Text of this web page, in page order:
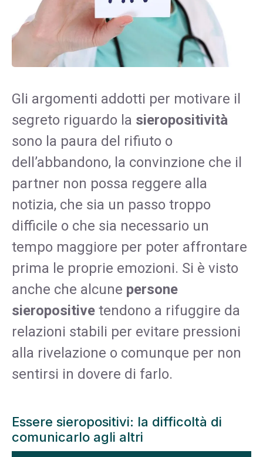
Gli argomenti addotti per motivare il
segreto riguardo la sieropositività
sono la paura del rifiuto o
dell’abbandono, la convinzione che il
partner non possa reggere alla
notizia, che sia un passo troppo
difficile o che sia necessario un
tempo maggiore per poter affrontare
prima le proprie emozioni. Si è visto
anche che alcune persone
sieropositive tendono a rifuggire da
relazioni stabili per evitare pressioni
alla rivelazione o comunque per non
sentirsi in dovere di farlo.
Essere sieropositivi: la difficoltà di
comunicarlo agli altri